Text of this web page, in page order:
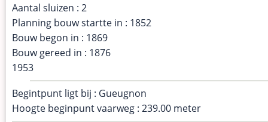
Aantal sluizen : 2
Planning bouw startte in : 1852
Bouw begon in : 1869
Bouw gereed in : 1876
1953
Begintpunt ligt bij : Gueugnon
Hoogte beginpunt vaarweg : 239.00 meter